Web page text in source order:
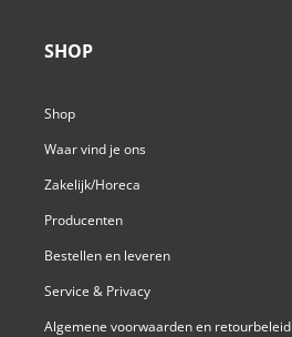
SHOP
Shop
Waar vind je ons
Zakelijk/Horeca
Producenten
Bestellen en leveren
Service & Privacy
Algemene voorwaarden en retourbeleid